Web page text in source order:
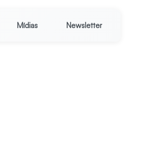
Mídias Newsletter